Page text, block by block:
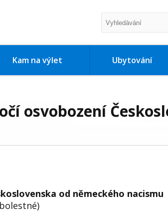
Kam na výlet Ubytování
osvobození
od německého nacismu